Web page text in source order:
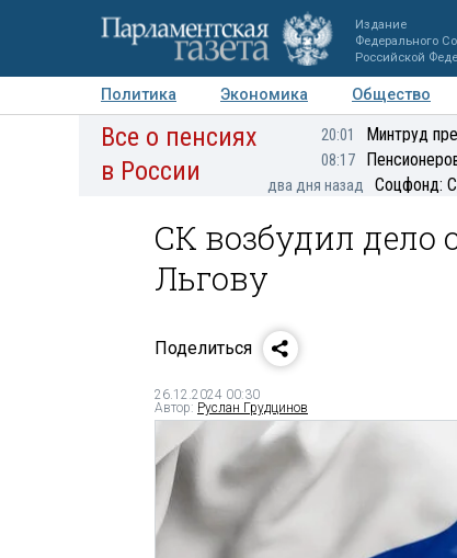
Издание
Федерального
Российской
Политика Экономика Общество
Авторы Персоны Мнения
Все о пенсиях
в России
20:01 Минтруд
08:17
два дня назад Соцфонд:
СК возбудил дело
Льгову
Поделиться
26.12.2024 00:30
Автор: Руслан Грудцинов